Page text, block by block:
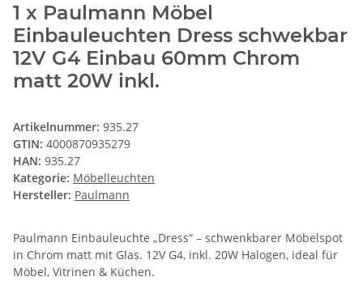
1 x Paulmann Möbel
Einbauleuchten Dress schwekbar
12V G4 Einbau 60mm Chrom
matt 20W inkl.
Artikelnummer: 935.27
GTIN: 4000870935279
HAN: 935.27
Kategorie: Möbelleuchten
Hersteller: Paulmann
Paulmann Einbauleuchte „Dress“ – schwenkbarer Möbelspot
in Chrom matt mit Glas. 12V G4, inkl. 20W Halogen, ideal für
Möbel, Vitrinen & Küchen.